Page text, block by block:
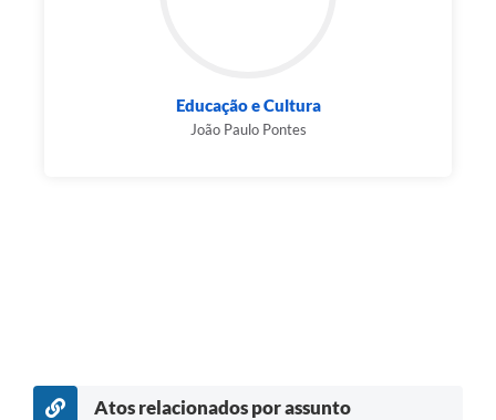
Educação e Cultura
João Paulo Pontes
Atos relacionados por assunto